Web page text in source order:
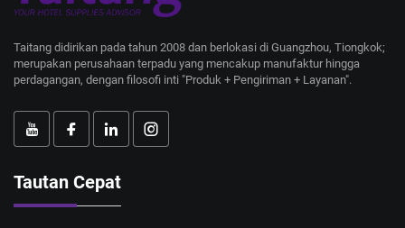
Taitang didirikan pada tahun 2008 dan berlokasi di Guangzhou, Tiongkok;
merupakan perusahaan terpadu yang mencakup manufaktur hingga
perdagangan, dengan filosofi inti "Produk + Pengiriman + Layanan".
Tautan Cepat